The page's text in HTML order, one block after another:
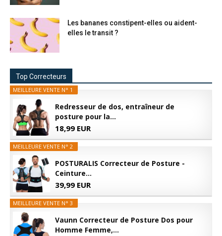
Les bananes constipent-elles ou aident-
elles le transit ?
Top Correcteurs
MEILLEURE VENTE N° 1
Redresseur de dos, entraîneur de
posture pour la...
18,99 EUR
MEILLEURE VENTE N° 2
POSTURALIS Correcteur de Posture -
Ceinture...
39,99 EUR
MEILLEURE VENTE N° 3
Vaunn Correcteur de Posture Dos pour
Homme Femme,...